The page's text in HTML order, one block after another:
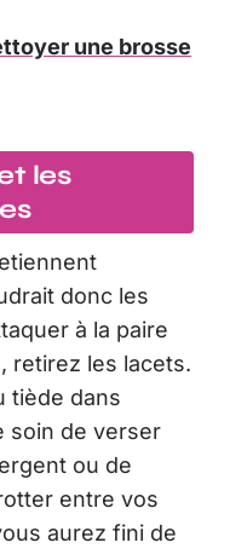
une brosse
les
donc les
à la paire
retirez les lacets.
tiède dans
soin de verser
ou de
entre vos
aurez fini de